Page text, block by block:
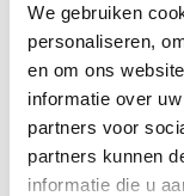
We gebruiken
personaliseren,
en om ons
informatie over
partners voor
partners kunnen
informatie die u
Enregistrez votre